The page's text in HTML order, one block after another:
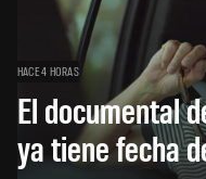
HACE 4 HORAS
El documental
ya tiene fecha